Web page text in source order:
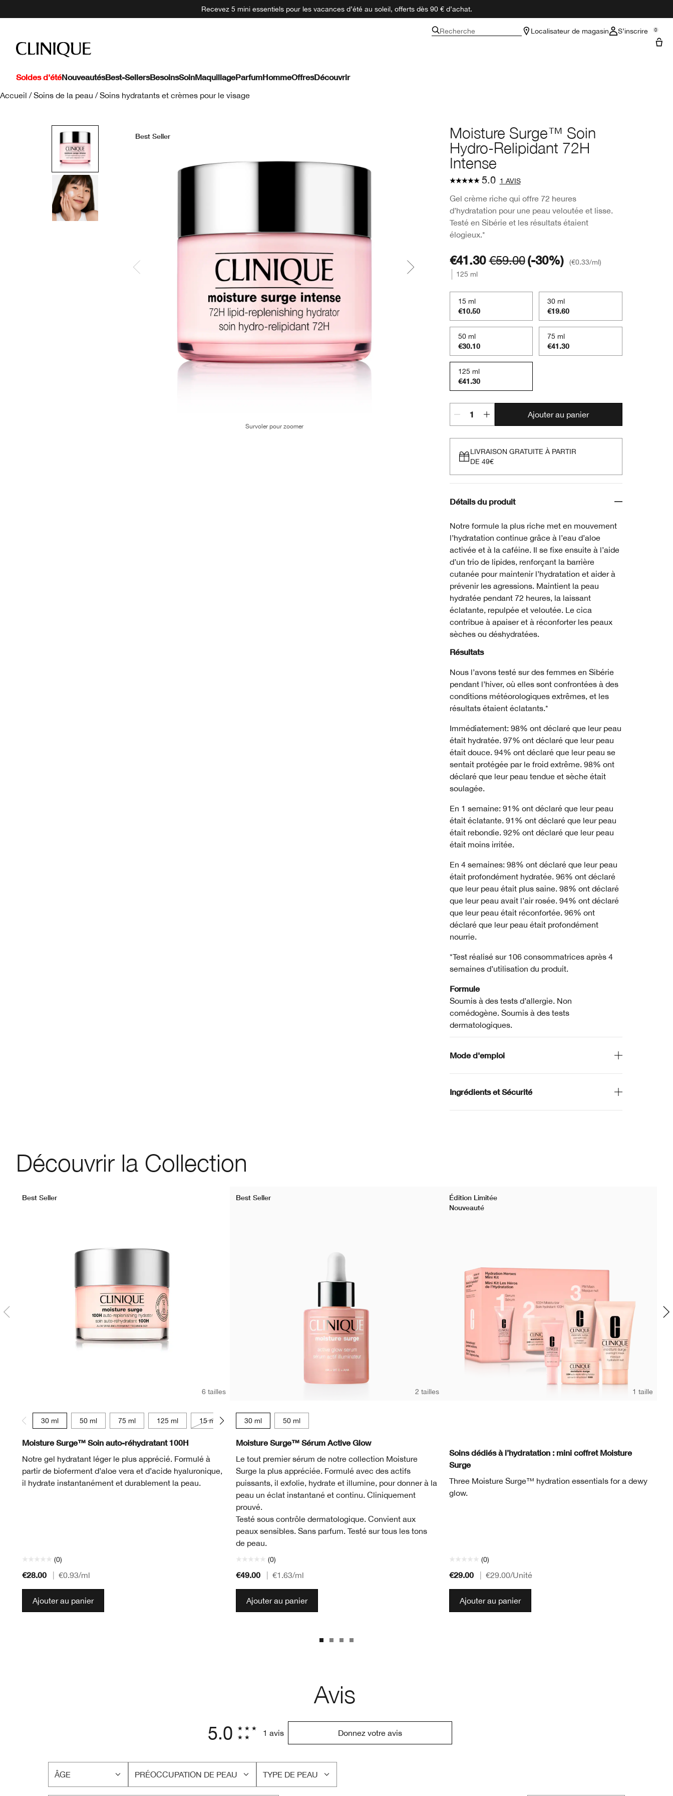
Recevez 5 mini essentiels pour les vacances d’été au soleil, offerts dès 90 € d’achat.
Recherche Localisateur de magasin S’inscrire 0
Soldes d'étéNouveautésBest-SellersBesoinsSoinMaquillageParfumHommeOffresDécouvrir
Accueil / Soins de la peau / Soins hydratants et crèmes pour le visage
Moisture Surge™ Soin
Hydro-Relipidant 72H
Intense
5.0 1 AVIS
Gel crème riche qui offre 72 heures
d’hydratation pour une peau veloutée et lisse.
Testé en Sibérie et les résultats étaient
élogieux.*
Best Seller
Survoler pour zoomer
€41.30€59.00(-30%) €0.33/ml
125 ml
15 ml
€10.50
30 ml
€19.60
50 ml
€30.10
75 ml
€41.30
125 ml
€41.30
Ajouter au panier
LIVRAISON GRATUITE À PARTIR
DE 49€
Détails du produit
Notre formule la plus riche met en mouvement
l’hydratation continue grâce à l’eau d’aloe
activée et à la caféine. Il se fixe ensuite à l’aide
d’un trio de lipides, renforçant la barrière
cutanée pour maintenir l’hydratation et aider à
prévenir les agressions. Maintient la peau
hydratée pendant 72 heures, la laissant
éclatante, repulpée et veloutée. Le cica
contribue à apaiser et à réconforter les peaux
sèches ou déshydratées.
Résultats
Nous l’avons testé sur des femmes en Sibérie
pendant l’hiver, où elles sont confrontées à des
conditions météorologiques extrêmes, et les
résultats étaient éclatants.*
Immédiatement: 98% ont déclaré que leur peau
était hydratée. 97% ont déclaré que leur peau
était douce. 94% ont déclaré que leur peau se
sentait protégée par le froid extrême. 98% ont
déclaré que leur peau tendue et sèche était
soulagée.
En 1 semaine: 91% ont déclaré que leur peau
était éclatante. 91% ont déclaré que leur peau
était rebondie. 92% ont déclaré que leur peau
était moins irritée.
En 4 semaines: 98% ont déclaré que leur peau
était profondément hydratée. 96% ont déclaré
que leur peau était plus saine. 98% ont déclaré
que leur peau avait l’air rosée. 94% ont déclaré
que leur peau était réconfortée. 96% ont
déclaré que leur peau était profondément
nourrie.
*Test réalisé sur 106 consommatrices après 4
semaines d’utilisation du produit.
Formule
Soumis à des tests d’allergie. Non
comédogène. Soumis à des tests
dermatologiques.
Mode d'emploi
Ingrédients et Sécurité
Découvrir la Collection
Best Seller
6 tailles
30 ml 50 ml 75 ml 125 ml 15 ml 15 ml
Moisture Surge™ Soin auto-réhydratant 100H
Notre gel hydratant léger le plus apprécié. Formulé à
partir de bioferment d’aloe vera et d’acide hyaluronique,
il hydrate instantanément et durablement la peau.
(0)
€28.00 €0.93/ml
Ajouter au panier
Best Seller
2 tailles
30 ml 50 ml
Moisture Surge™ Sérum Active Glow
Le tout premier sérum de notre collection Moisture
Surge la plus appréciée. Formulé avec des actifs
puissants, il exfolie, hydrate et illumine, pour donner à la
peau un éclat instantané et continu. Cliniquement
prouvé.
Testé sous contrôle dermatologique. Convient aux
peaux sensibles. Sans parfum. Testé sur tous les tons
de peau.
(0)
€49.00 €1.63/ml
Ajouter au panier
Édition Limitée
Nouveauté
1 taille
Soins dédiés à l’hydratation : mini coffret Moisture
Surge
Three Moisture Surge™ hydration essentials for a dewy
glow.
(0)
€29.00 €29.00/Unité
Ajouter au panier
Avis
5.0 1 avis Donnez votre avis
ÂGE
FRANÇAIS
PRÉOCCUPATION DE PEAU
FRANÇAIS
TYPE DE PEAU
FRANÇAIS